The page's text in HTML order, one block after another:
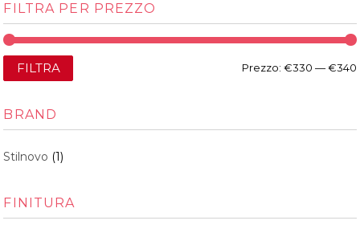
FILTRA PER PREZZO
FILTRA Prezzo: €330 —€340
BRAND
Stilnovo (1)
FINITURA